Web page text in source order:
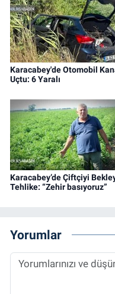
Karacabey'de Otomobil
Uçtu: 6 Yaralı
Karacabey’de Çiftçiyi
Tehlike: “Zehir basıyoruz”
Yorumlar